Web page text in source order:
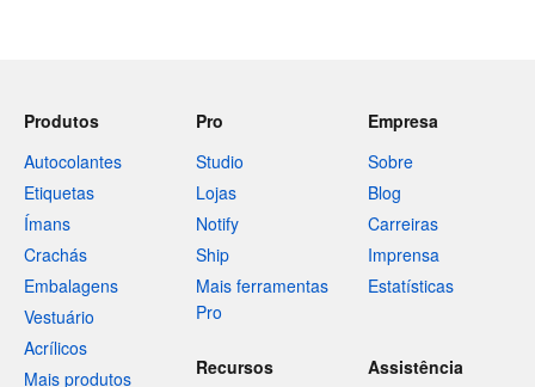
Produtos
Autocolantes
Etiquetas
Ímans
Crachás
Embalagens
Vestuário
Acrílicos
Mais produtos
Pro
Studio
Lojas
Notify
Ship
Mais ferramentas
Pro
Empresa
Sobre
Blog
Carreiras
Imprensa
Estatísticas
Recursos Assistência